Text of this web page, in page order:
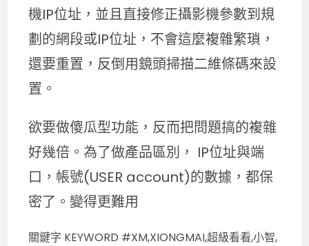
機IP位址，並且直接修正攝影機參數到規
劃的網段或IP位址，不會這麼複雜繁瑣，
還要重置，反倒用鏡頭掃描二維條碼來設
置。
欲要做傻瓜型功能，反而把問題搞的複雜
好幾倍。為了做產品區別， IP位址與端
口，帳號(USER account)的數據，都保
密了。變得更難用
關鍵字 KEYWORD #XM,XIONGMAI,超級看看,小智,